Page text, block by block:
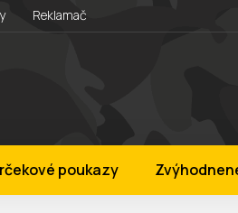
Reklamačný rád
poukazy